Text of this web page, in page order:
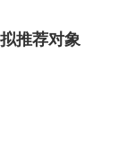
推荐对象